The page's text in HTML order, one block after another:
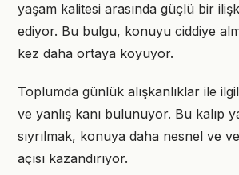
yaşam kalitesi arasında güçlü bir
ediyor. Bu bulgu, konuyu ciddiye
kez daha ortaya koyuyor.
Toplumda günlük alışkanlıklar ile
ve yanlış kanı bulunuyor. Bu kalıp
sıyrılmak, konuya daha nesnel ve
açısı kazandırıyor.